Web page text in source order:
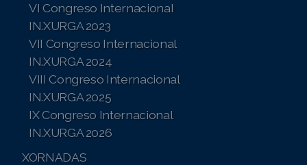
VI Congreso InternacionaI
IN.XURGA 2023
VII Congreso Internacional
IN.XURGA 2024
VIII Congreso Internacional
IN.XURGA 2025
IX Congreso Internacional
IN.XURGA 2026
XORNADAS